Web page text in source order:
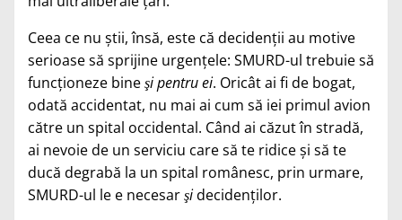
Ceea ce nu ştii, însă, este că decidenţii au motive
serioase să sprijine urgenţele: SMURD-ul trebuie să
funcţioneze bineşi pentru ei. Oricât ai fi de bogat,
odată accidentat, nu mai ai cum să iei primul avion
către un spital occidental. Când ai căzut în stradă,
ai nevoie de un serviciu care să te ridice şi să te
ducă degrabă la un spital românesc, prin urmare,
SMURD-ul le e necesarşidecidenţilor.